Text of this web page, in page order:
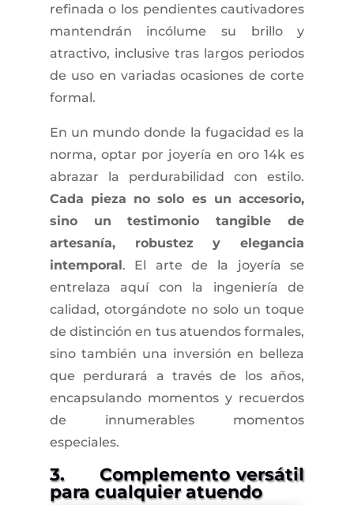
refinada o los pendientes cautivadores
mantendrán incólume su brillo y
atractivo, inclusive tras largos periodos
de uso en variadas ocasiones de corte
formal.
En un mundo donde la fugacidad es la
norma, optar por joyería en oro 14k es
abrazar la perdurabilidad con estilo.
Cada pieza no solo es un accesorio,
sino un testimonio tangible de
artesanía, robustez y elegancia
intemporal. El arte de la joyería se
entrelaza aquí con la ingeniería de
calidad, otorgándote no solo un toque
de distinción en tus atuendos formales,
sino también una inversión en belleza
que perdurará a través de los años,
encapsulando momentos y recuerdos
de innumerables momentos
especiales.
3. Complemento versátil
para cualquier atuendo